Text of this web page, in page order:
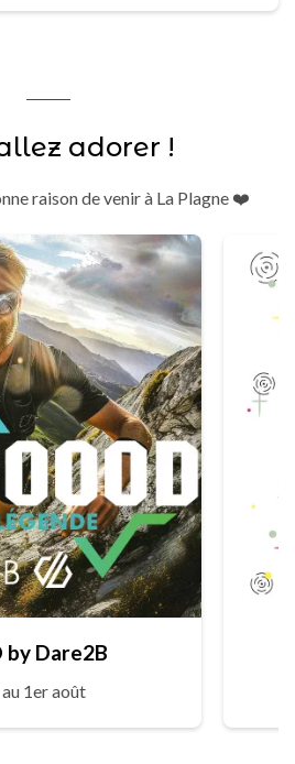
adorer !
raison de venir à La Plagne ❤️
by Dare2B
1er août